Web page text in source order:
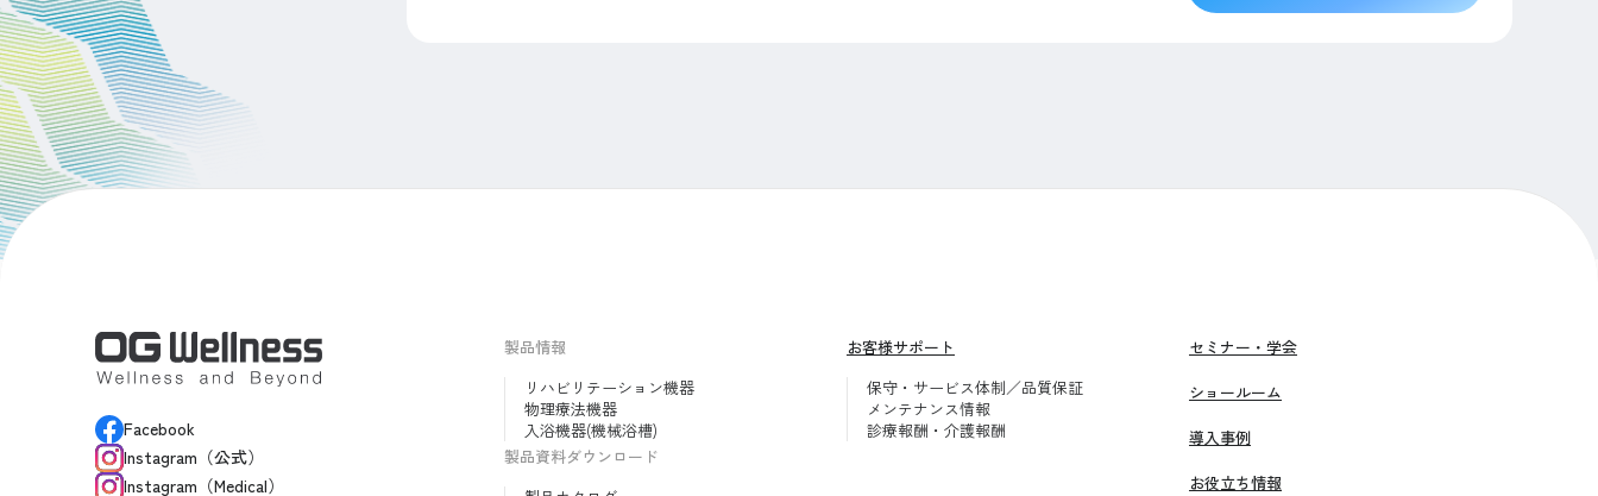
Facebook
Instagram（公式）
Instagram（Medical）
製品情報
リハビリテーション機器
物理療法機器
入浴機器(機械浴槽)
製品資料ダウンロード
お客様サポート
保守・サービス体制／品質保証
メンテナンス情報
診療報酬・介護報酬
セミナー・学会
ショールーム
導入事例
お役立ち情報